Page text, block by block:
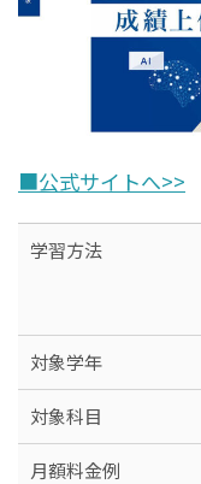
■公式サイトへ>>
学習方法
対象学年
対象科目
月額料金例